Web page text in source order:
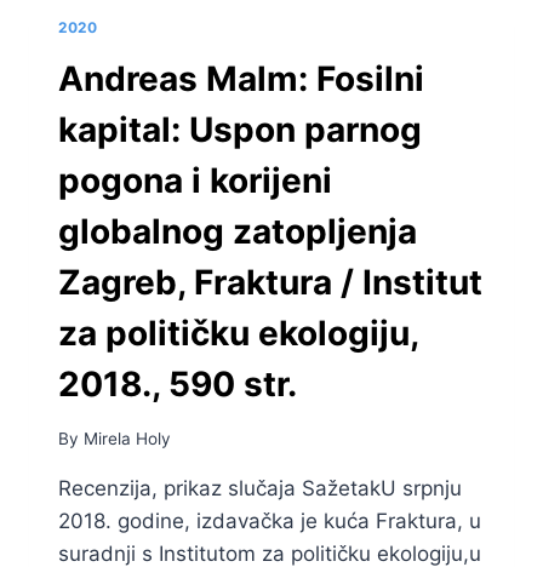
ZAGREB,
ŠKOLSKA
KNJIGA,
2019.,
245
STR.
2020
Andreas Malm: Fosilni
kapital: Uspon parnog
pogona i korijeni
globalnog zatopljenja
Zagreb, Fraktura / Institut
za političku ekologiju,
2018., 590 str.
By Mirela Holy
Recenzija, prikaz slučaja SažetakU srpnju
2018. godine, izdavačka je kuća Fraktura, u
suradnji s Institutom za političku ekologiju,u